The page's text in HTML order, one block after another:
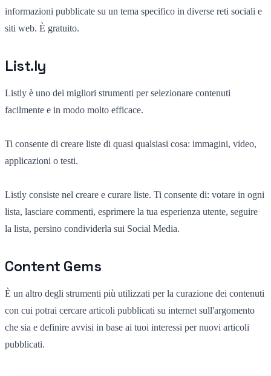
informazioni pubblicate su un tema specifico in diverse reti sociali e
siti web. È gratuito.
List.ly
Listly è uno dei migliori strumenti per selezionare contenuti
facilmente e in modo molto efficace.
Ti consente di creare liste di quasi qualsiasi cosa: immagini, video,
applicazioni o testi.
Listly consiste nel creare e curare liste. Ti consente di: votare in ogni
lista, lasciare commenti, esprimere la tua esperienza utente, seguire
la lista, persino condividerla sui Social Media.
Content Gems
È un altro degli strumenti più utilizzati per la curazione dei contenuti
con cui potrai cercare articoli pubblicati su internet sull'argomento
che sia e definire avvisi in base ai tuoi interessi per nuovi articoli
pubblicati.